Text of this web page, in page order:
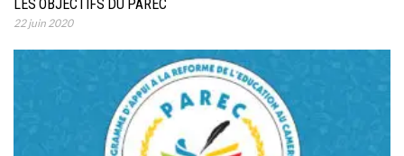
LES OBJECTIFS DU PAREC
22 juin 2020